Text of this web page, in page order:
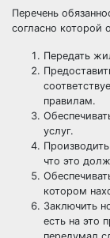
Перечень
согласно которой
Передать
правилам.
услуг.
что это
котором
Заключить
есть на это